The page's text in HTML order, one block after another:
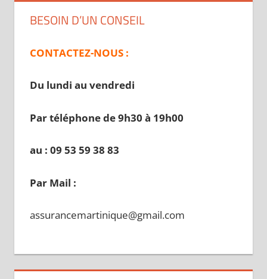
BESOIN D’UN CONSEIL
CONTACTEZ-NOUS :
Du lundi au vendredi
Par téléphone de 9h30 à 19h00
au : 09 53 59 38 83
Par Mail :
assurancemartinique@gmail.com